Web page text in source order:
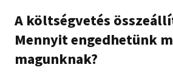
A költségvetés
Mennyit engedhetünk
magunknak?